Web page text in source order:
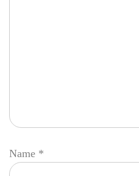
Name *